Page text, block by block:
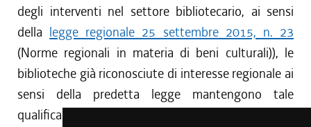
degli interventi nel settore bibliotecario, ai sensi
della legge regionale 25 settembre 2015, n. 23
(Norme regionali in materia di beni culturali)), le
biblioteche già riconosciute di interesse regionale ai
sensi della predetta legge mantengono tale
qualifica anche per l'anno 2023.